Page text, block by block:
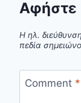
Αφήστε
Η ηλ.
πεδία
Comment *